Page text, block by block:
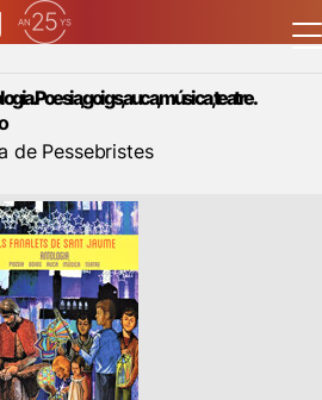
Poesia, goigs, auca, música, teatre.
de Pessebristes